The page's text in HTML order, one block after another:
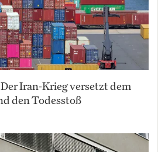
Iran-Krieg versetzt dem
den Todesstoß